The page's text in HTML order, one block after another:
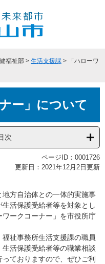
福祉部 > 生活支援課 >
「ハローワ
ー」について
次
ページID：0001726
更新日：2021年12月2日更新
方自治体との一体的実施事
活保護受給者等を対象とし
ークコーナー」を市役所庁
祉事務所生活支援課の職員
活保護受給者等の職業相談
ておりますので、ぜひご利